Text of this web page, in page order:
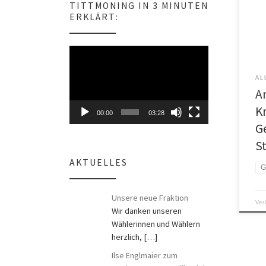
s
TITTMONING IN 3 MINUTEN
ERKLÄRT:
00:00 03:28
AKTUELLES
Unsere neue Fraktion
Wir danken unseren
Wählerinnen und Wählern
herzlich, […]
Ilse Englmaier zum